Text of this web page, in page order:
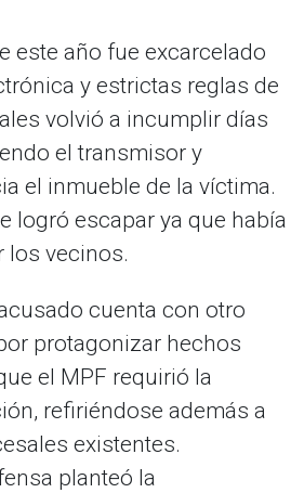
este año fue excarcelado
y estrictas reglas de
volvió a incumplir días
el transmisor y
el inmueble de la víctima.
logró escapar ya que había
los vecinos.
cuenta con otro
protagonizar hechos
el MPF requirió la
refiriéndose además a
existentes.
planteó la